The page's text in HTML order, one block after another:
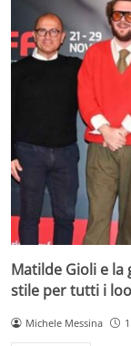
Matilde Gioli e la
stile per tutti i
Michele Messina